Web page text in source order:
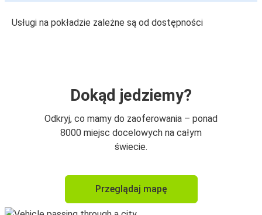
Usługi na pokładzie zależne są od dostępności
Dokąd jedziemy?
Odkryj, co mamy do zaoferowania – ponad
8000 miejsc docelowych na całym
świecie.
Przeglądaj mapę